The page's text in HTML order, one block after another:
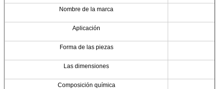
Nombre de la marca
Aplicación
Forma de las piezas
Las dimensiones
Composición química